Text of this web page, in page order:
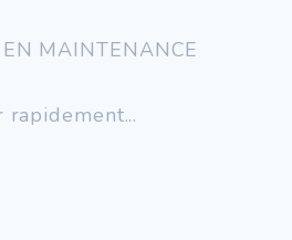
EN MAINTENANCE
rapidement...